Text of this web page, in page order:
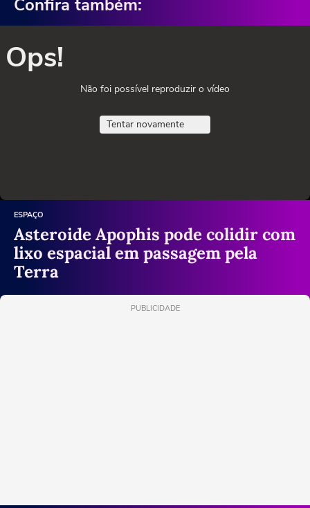
Confira também:
Ops!
Não foi possível reproduzir o vídeo
Tentar novamente
ESPAÇO
Asteroide Apophis pode colidir com
lixo espacial em passagem pela
Terra
PUBLICIDADE